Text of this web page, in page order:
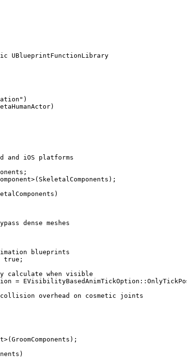
UBlueprintFunctionLibrary
and iOS platforms
dense meshes
blueprints
true;
calculate when visible
=
overhead on cosmetic joints